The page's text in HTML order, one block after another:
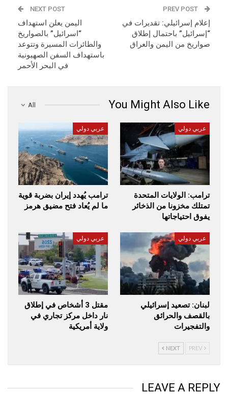
إعلام إسرائيلي: تقديرات في
“إسرائيل” باحتمال إطلاق
صواريخ من اليمن والعراق
NEXT POST
اليمن يعلن استهداف
“اسرائيل” بالصواريخ
والطائرات المسيرة وتتوعد
باستهداف السفن الصهيونية
في البحر الأحمر
All You Might Also Like
عربي دولي
ترامب: الولايات المتحدة
تمتلك مخزونا من الذخائر
يفوق احتياجاتها
عربي دولي
ترامب يُهدد إيران بضربة قوية
ما لم يُعاد فتح مضيق هرمز
عربي دولي
لبنان: تصعيد إسرائيلي
بالقصف والحرائق
والتفجيرات
عربي دولي
مقتل 3 أشخاص في إطلاق
نار داخل مركز تجاري في
ولاية أمريكية
NEXT
LEAVE A REPLY